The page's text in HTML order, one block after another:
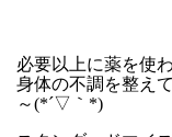
必要以上に薬を使
身体の不調を整え
～(*´▽｀*)